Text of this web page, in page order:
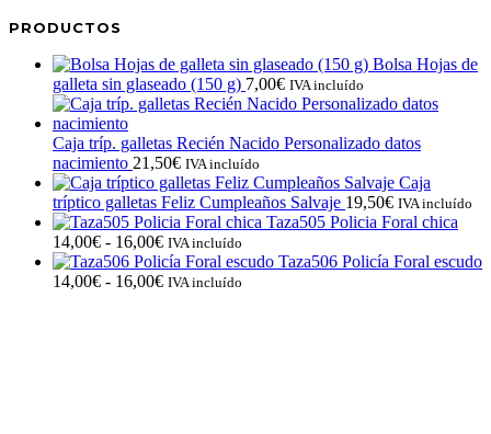
PRODUCTOS
Bolsa Hojas de
galleta sin glaseado (150 g) 7,00€ IVA incluído
Caja tríp. galletas Recién Nacido Personalizado datos
nacimiento 21,50€ IVA incluído
Caja
tríptico galletas Feliz Cumpleaños Salvaje 19,50€ IVA incluído
Taza505 Policia Foral chica
14,00€ - 16,00€Rango
de
precios:
IVA incluído
Taza506 Policía Foral escudo
14,00€ - 16,00€Rango
IVA incluído